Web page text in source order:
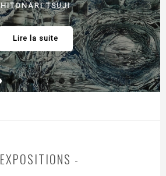
HITONARI TSUJI
Lire la suite
EXPOSITIONS